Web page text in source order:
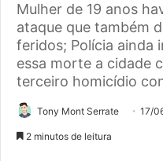
Mulher de 19 anos
ataque que também
feridos; Polícia ainda
essa morte a cidade
terceiro homicídio
Tony Mont Serrate 17/
2 minutos de leitura